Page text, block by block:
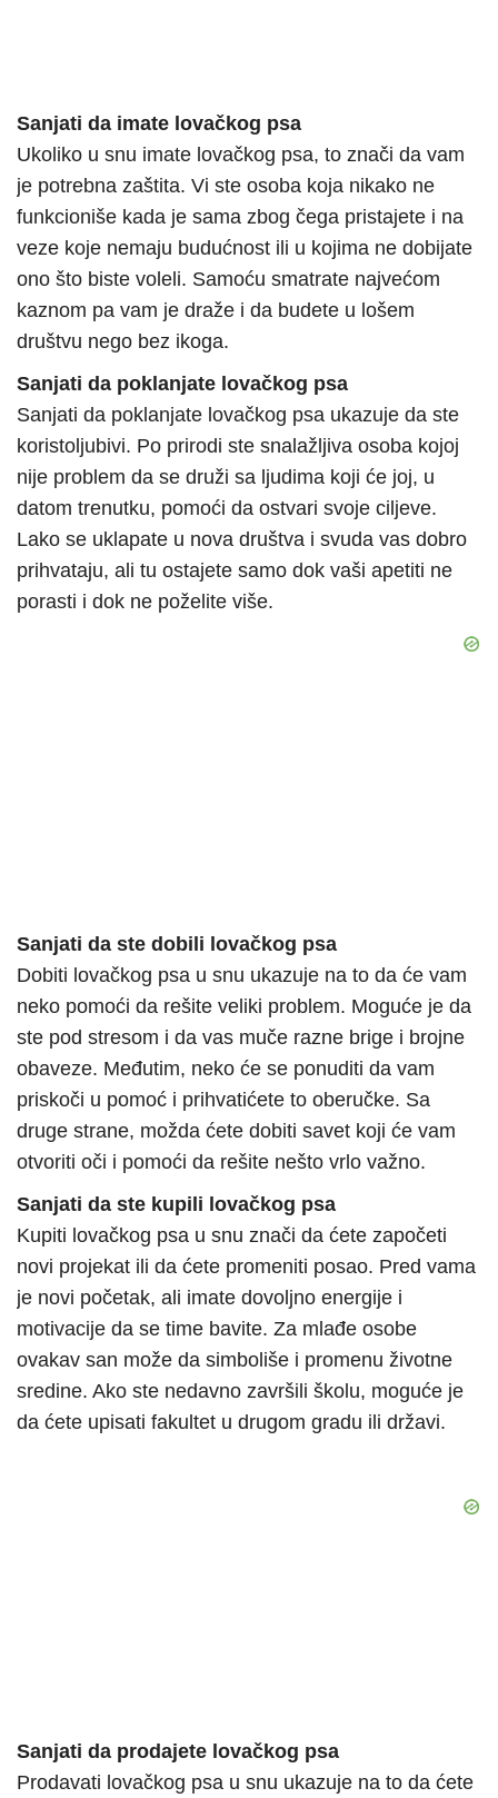
Sanjati da imate lovačkog psa
Ukoliko u snu imate lovačkog psa, to znači da vam
je potrebna zaštita. Vi ste osoba koja nikako ne
funkcioniše kada je sama zbog čega pristajete i na
veze koje nemaju budućnost ili u kojima ne dobijate
ono što biste voleli. Samoću smatrate najvećom
kaznom pa vam je draže i da budete u lošem
društvu nego bez ikoga.
Sanjati da poklanjate lovačkog psa
Sanjati da poklanjate lovačkog psa ukazuje da ste
koristoljubivi. Po prirodi ste snalažljiva osoba kojoj
nije problem da se druži sa ljudima koji će joj, u
datom trenutku, pomoći da ostvari svoje ciljeve.
Lako se uklapate u nova društva i svuda vas dobro
prihvataju, ali tu ostajete samo dok vaši apetiti ne
porasti i dok ne poželite više.
Sanjati da ste dobili lovačkog psa
Dobiti lovačkog psa u snu ukazuje na to da će vam
neko pomoći da rešite veliki problem. Moguće je da
ste pod stresom i da vas muče razne brige i brojne
obaveze. Međutim, neko će se ponuditi da vam
priskoči u pomoć i prihvatićete to oberučke. Sa
druge strane, možda ćete dobiti savet koji će vam
otvoriti oči i pomoći da rešite nešto vrlo važno.
Sanjati da ste kupili lovačkog psa
Kupiti lovačkog psa u snu znači da ćete započeti
novi projekat ili da ćete promeniti posao. Pred vama
je novi početak, ali imate dovoljno energije i
motivacije da se time bavite. Za mlađe osobe
ovakav san može da simboliše i promenu životne
sredine. Ako ste nedavno završili školu, moguće je
da ćete upisati fakultet u drugom gradu ili državi.
Sanjati da prodajete lovačkog psa
Prodavati lovačkog psa u snu ukazuje na to da ćete